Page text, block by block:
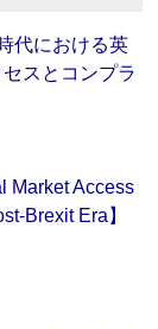
代における英
スとコンプラ
Market Access
Brexit Era】